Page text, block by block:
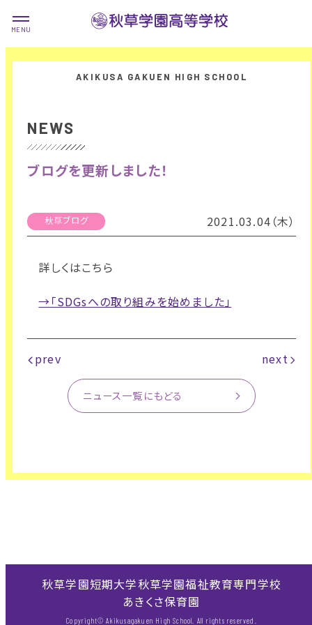
NEWS
ブログを更新しました！
秋草ブログ 2021.03.04（木）
詳しくはこちら
→「SDGsへの取り組みを始めました」
prev next
ニュース一覧にもどる
秋草学園短期大学秋草学園福祉教育専門学校
あきくさ保育園
Copyright© Akikusagakuen High School. All rights reserved.